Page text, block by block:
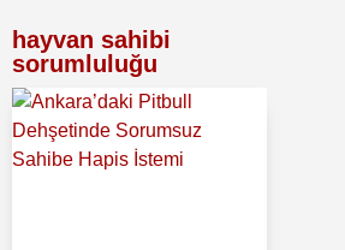
hayvan sahibi
sorumluluğu